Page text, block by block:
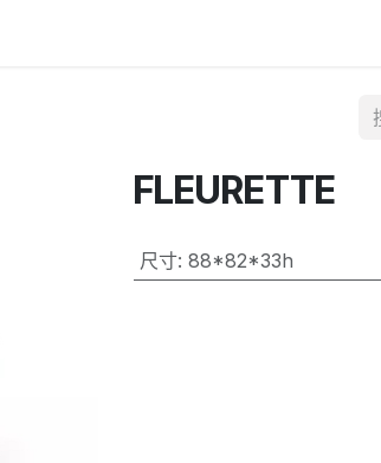
FLEURETTE
尺寸: 88*82*33h